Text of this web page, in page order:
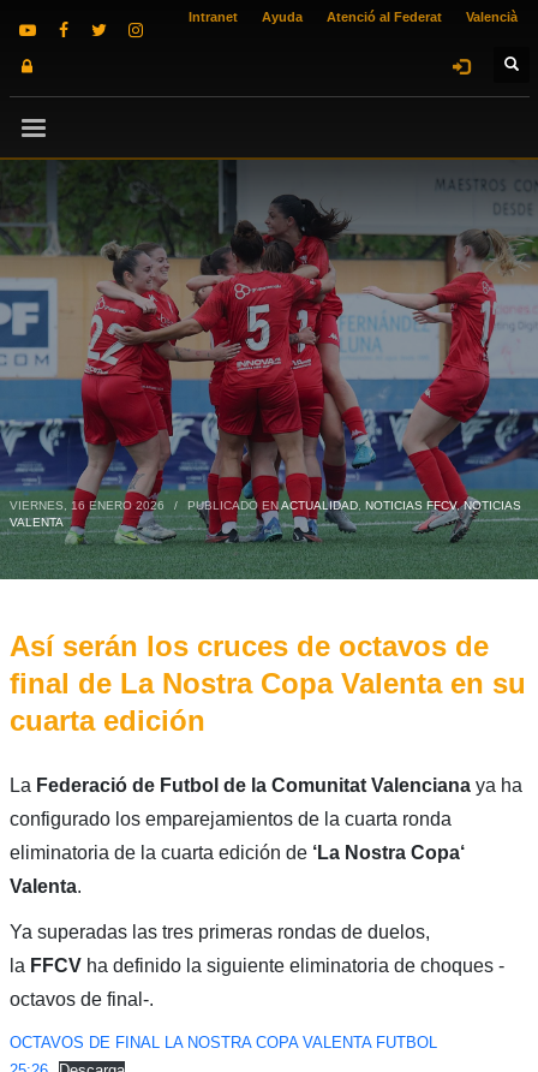
Intranet Ayuda Atenció al Federat Valencià
VIERNES, 16 ENERO 2026 / PUBLICADO ENACTUALIDAD, NOTICIAS FFCV,NOTICIAS
VALENTA
Así serán los cruces de octavos de
final de La Nostra Copa Valenta en su
cuarta edición
La Federació de Futbol de la Comunitat Valencianaya ha
configurado los emparejamientos de la cuarta ronda
eliminatoria de la cuarta edición de ‘La Nostra Copa‘
Valenta.
Ya superadas las tres primeras rondas de duelos,
la FFCV ha definido la siguiente eliminatoria de choques -
octavos de final-.
OCTAVOS DE FINAL LA NOSTRA COPA VALENTA FUTBOL